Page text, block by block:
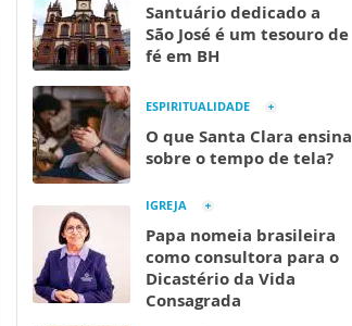
Santuário dedicado a
São José é um tesouro de
fé em BH
ESPIRITUALIDADE
O que Santa Clara ensina
sobre o tempo de tela?
IGREJA
Papa nomeia brasileira
como consultora para o
Dicastério da Vida
Consagrada